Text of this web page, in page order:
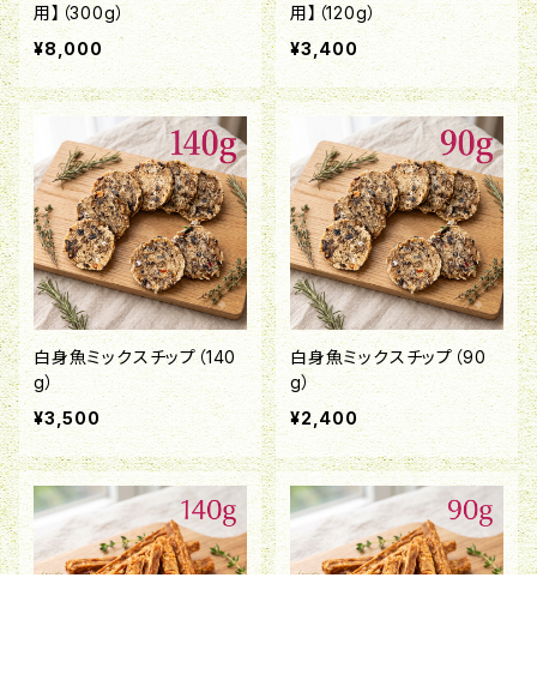
用】（300g）
¥8,000
用】（120g）
¥3,400
白身魚ミックスチップ（140
g）
¥3,500
白身魚ミックスチップ（90
g）
¥2,400